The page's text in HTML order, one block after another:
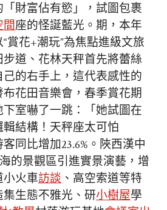
財富佔有慾」，試圖包裹
間座的怪誕藍光。期，本年
“賞花+潮玩”為焦點進級文旅
道、花林天秤首先將蕾絲
的右手上，這代表感性的
花田音樂會，春季賞花期
室嚇了一跳：「她試圖在
結構！天秤座太可怕
同比增加23.6%。陜西漢中
的景觀區引進實景演藝，增
小火車訪談 、高空索道等特
生態不雅光、研小樹屋學